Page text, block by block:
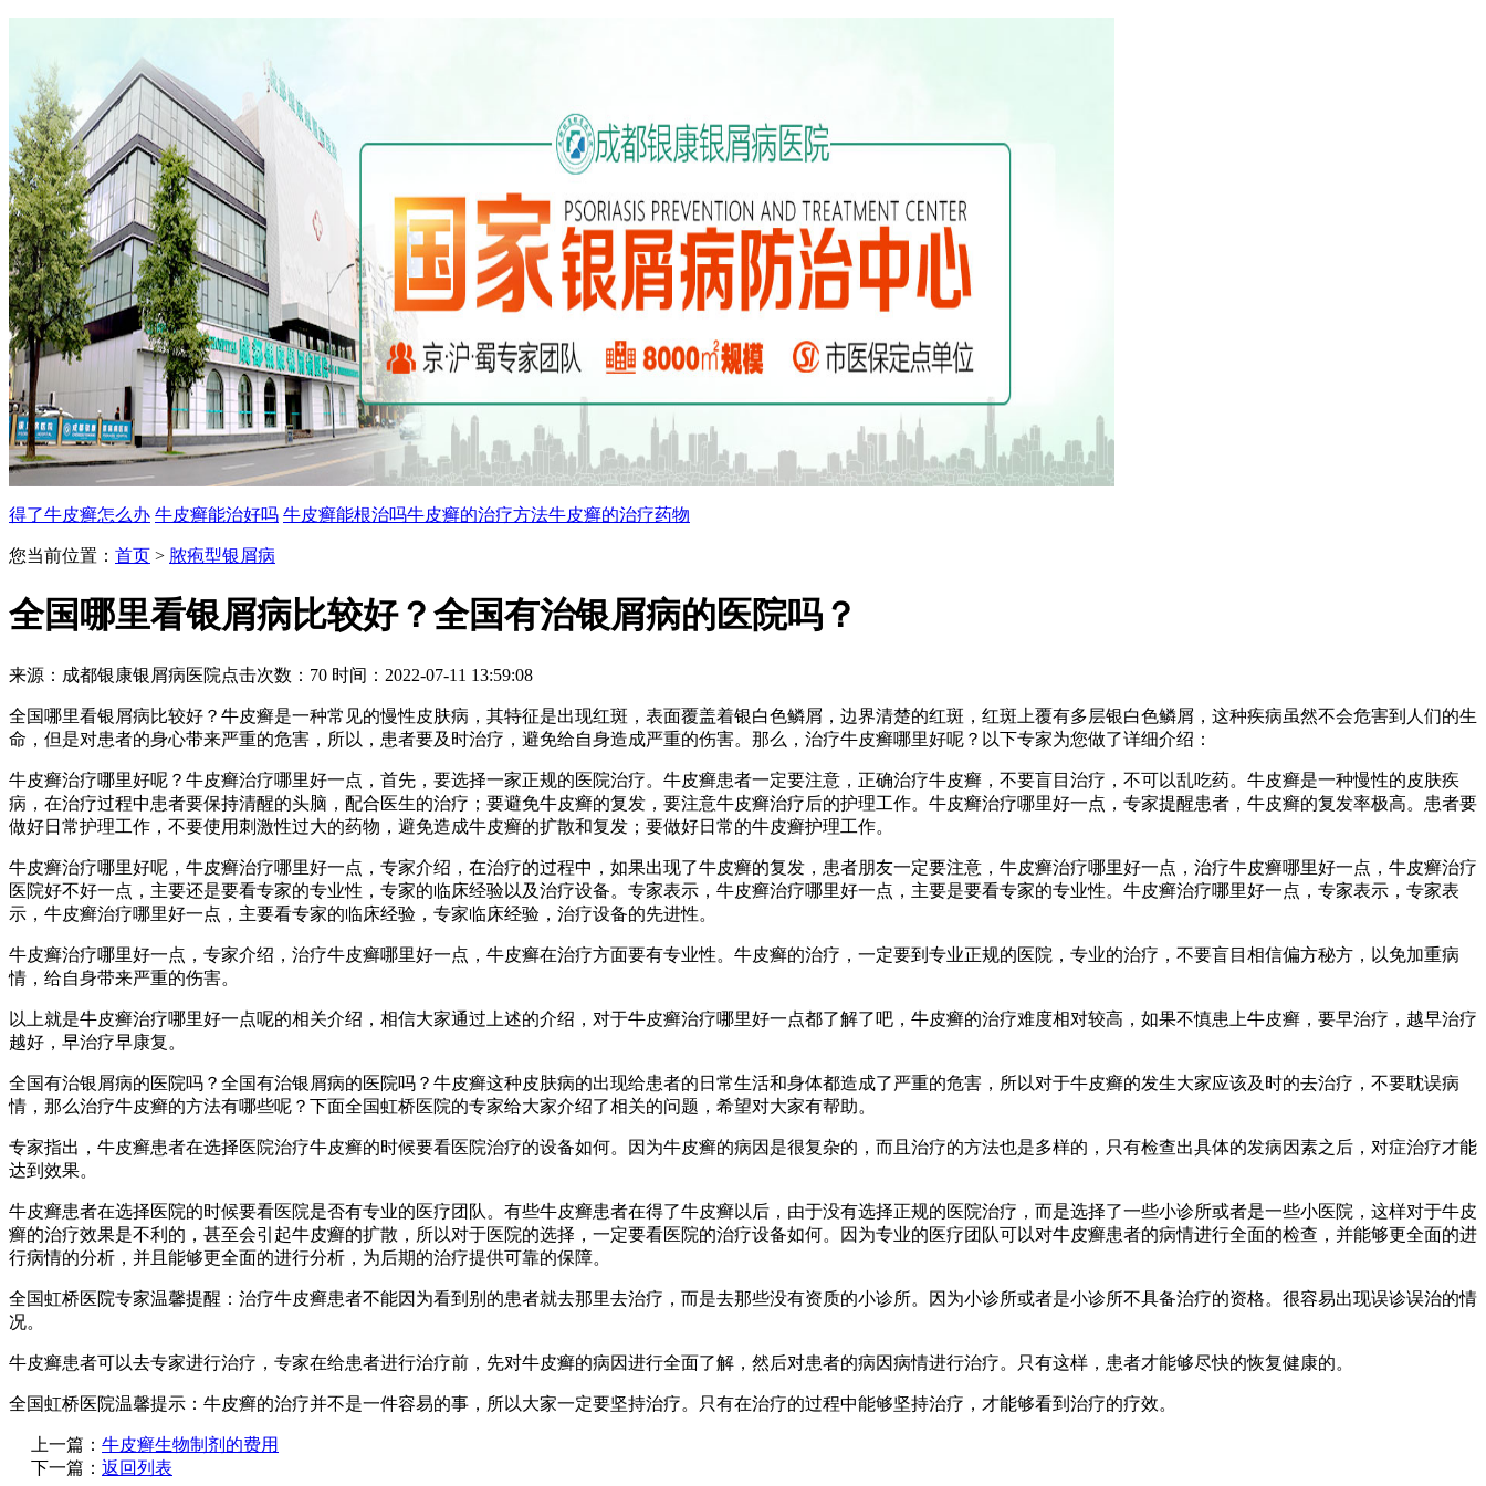
得了牛皮癣怎么办 牛皮癣能治好吗 牛皮癣能根治吗牛皮癣的治疗方法牛皮癣的治疗药物
您当前位置： 首页 > 脓疱型银屑病
全国哪里看银屑病比较好？全国有治银屑病的医院吗？
来源：成都银康银屑病医院点击次数：70 时间：2022-07-11 13:59:08
全国哪里看银屑病比较好？牛皮癣是一种常见的慢性皮肤病，其特征是出现红斑，表面覆盖着银白色鳞屑，边界清楚的红斑，红斑上覆有多层银白色鳞屑，这种疾病虽然不会危害到人们的生
命，但是对患者的身心带来严重的危害，所以，患者要及时治疗，避免给自身造成严重的伤害。那么，治疗牛皮癣哪里好呢？以下专家为您做了详细介绍：
牛皮癣治疗哪里好呢？牛皮癣治疗哪里好一点，首先，要选择一家正规的医院治疗。牛皮癣患者一定要注意，正确治疗牛皮癣，不要盲目治疗，不可以乱吃药。牛皮癣是一种慢性的皮肤疾
病，在治疗过程中患者要保持清醒的头脑，配合医生的治疗；要避免牛皮癣的复发，要注意牛皮癣治疗后的护理工作。牛皮癣治疗哪里好一点，专家提醒患者，牛皮癣的复发率极高。患者要
做好日常护理工作，不要使用刺激性过大的药物，避免造成牛皮癣的扩散和复发；要做好日常的牛皮癣护理工作。
牛皮癣治疗哪里好呢，牛皮癣治疗哪里好一点，专家介绍，在治疗的过程中，如果出现了牛皮癣的复发，患者朋友一定要注意，牛皮癣治疗哪里好一点，治疗牛皮癣哪里好一点，牛皮癣治疗
医院好不好一点，主要还是要看专家的专业性，专家的临床经验以及治疗设备。专家表示，牛皮癣治疗哪里好一点，主要是要看专家的专业性。牛皮癣治疗哪里好一点，专家表示，专家表
示，牛皮癣治疗哪里好一点，主要看专家的临床经验，专家临床经验，治疗设备的先进性。
牛皮癣治疗哪里好一点，专家介绍，治疗牛皮癣哪里好一点，牛皮癣在治疗方面要有专业性。牛皮癣的治疗，一定要到专业正规的医院，专业的治疗，不要盲目相信偏方秘方，以免加重病
情，给自身带来严重的伤害。
以上就是牛皮癣治疗哪里好一点呢的相关介绍，相信大家通过上述的介绍，对于牛皮癣治疗哪里好一点都了解了吧，牛皮癣的治疗难度相对较高，如果不慎患上牛皮癣，要早治疗，越早治疗
越好，早治疗早康复。
全国有治银屑病的医院吗？全国有治银屑病的医院吗？牛皮癣这种皮肤病的出现给患者的日常生活和身体都造成了严重的危害，所以对于牛皮癣的发生大家应该及时的去治疗，不要耽误病
情，那么治疗牛皮癣的方法有哪些呢？下面全国虹桥医院的专家给大家介绍了相关的问题，希望对大家有帮助。
专家指出，牛皮癣患者在选择医院治疗牛皮癣的时候要看医院治疗的设备如何。因为牛皮癣的病因是很复杂的，而且治疗的方法也是多样的，只有检查出具体的发病因素之后，对症治疗才能
达到效果。
牛皮癣患者在选择医院的时候要看医院是否有专业的医疗团队。有些牛皮癣患者在得了牛皮癣以后，由于没有选择正规的医院治疗，而是选择了一些小诊所或者是一些小医院，这样对于牛皮
癣的治疗效果是不利的，甚至会引起牛皮癣的扩散，所以对于医院的选择，一定要看医院的治疗设备如何。因为专业的医疗团队可以对牛皮癣患者的病情进行全面的检查，并能够更全面的进
行病情的分析，并且能够更全面的进行分析，为后期的治疗提供可靠的保障。
全国虹桥医院专家温馨提醒：治疗牛皮癣患者不能因为看到别的患者就去那里去治疗，而是去那些没有资质的小诊所。因为小诊所或者是小诊所不具备治疗的资格。很容易出现误诊误治的情
况。
牛皮癣患者可以去专家进行治疗，专家在给患者进行治疗前，先对牛皮癣的病因进行全面了解，然后对患者的病因病情进行治疗。只有这样，患者才能够尽快的恢复健康的。
全国虹桥医院温馨提示：牛皮癣的治疗并不是一件容易的事，所以大家一定要坚持治疗。只有在治疗的过程中能够坚持治疗，才能够看到治疗的疗效。
上一篇： 牛皮癣生物制剂的费用
下一篇： 返回列表